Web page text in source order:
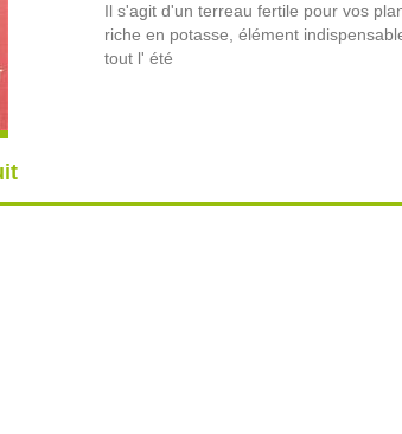
Il s'agit d'un terreau fertile pour vos
riche en potasse, élément
tout l' été